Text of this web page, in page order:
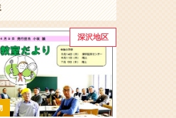
深沢地区